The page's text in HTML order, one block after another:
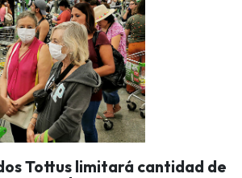
Tottus limitará cantidad de